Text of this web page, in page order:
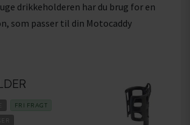
drikkeholderen har du brug for en
som passer til din Motocaddy
FRI FRAGT